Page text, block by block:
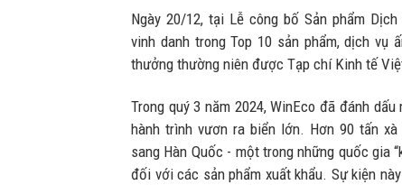
Ngày 20/12, tại Lễ công bố Sản phẩm
vinh danh trong Top 10 sản phẩm, dịch vụ
thưởng thường niên được Tạp chí Kinh tế
Trong quý 3 năm 2024, WinEco đã đánh
hành trình vươn ra biển lớn. Hơn 90 tấn
sang Hàn Quốc - một trong những quốc gia
đối với các sản phẩm xuất khẩu. Sự kiện